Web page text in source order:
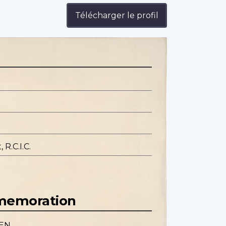
Télécharger le profil